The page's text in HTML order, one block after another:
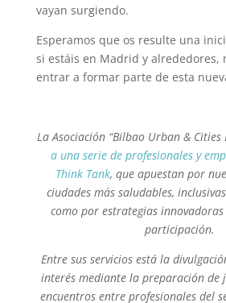
vayan surgiendo.
Esperamos que os resulte una
si estáis en Madrid y alrededores,
entrar a formar parte de esta
La Asociación “Bilbao Urban & Cities
a una serie de profesionales y
Think Tank, que apuestan por
ciudades más saludables,
como por estrategias
participación.
Entre sus servicios está la
interés mediante la preparación de
encuentros entre profesionales del